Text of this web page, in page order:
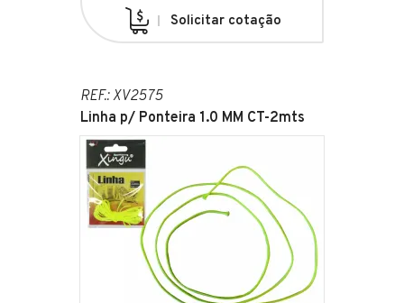
Solicitar cotação
REF.: XV2575
Linha p/ Ponteira 1.0 MM CT-2mts